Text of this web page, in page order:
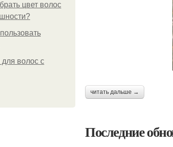
цвет волос
волос с
читать дальше →
Последние